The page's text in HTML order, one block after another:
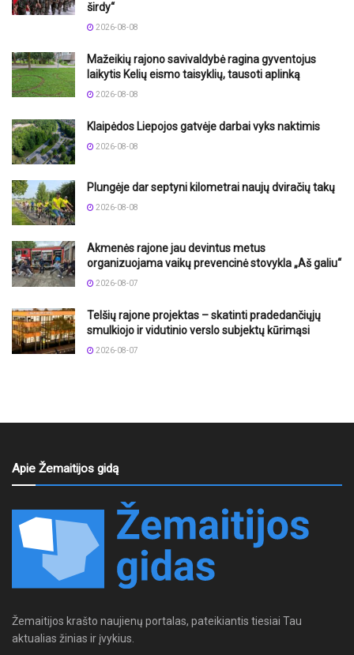
širdy“
2026-08-08
Mažeikių rajono savivaldybė ragina gyventojus
laikytis Kelių eismo taisyklių, tausoti aplinką
2026-08-08
Klaipėdos Liepojos gatvėje darbai vyks naktimis
2026-08-08
Plungėje dar septyni kilometrai naujų dviračių takų
2026-08-08
Akmenės rajone jau devintus metus
organizuojama vaikų prevencinė stovykla „Aš galiu“
2026-08-07
Telšių rajone projektas – skatinti pradedančiųjų
smulkiojo ir vidutinio verslo subjektų kūrimąsi
2026-08-07
Apie Žemaitijos gidą
Žemaitijos krašto naujienų portalas, pateikiantis tiesiai Tau
aktualias žinias ir įvykius.